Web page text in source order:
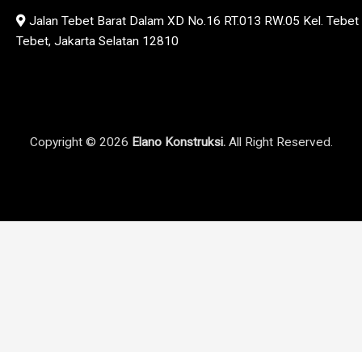
Jalan Tebet Barat Dalam XD No.16 RT.013 RW.05 Kel.
Tebet, Jakarta Selatan 12810
Copyright © 2026 Elano Konstruksi.All Right Reserved.